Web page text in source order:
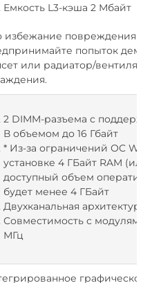
Емкость L3-кэша 2 Мбайт
избежание повреждения
попыток
или радиатор/
2 DIMM-разъема с
В объемом до 16 Гбайт
* Из-за ограничений ОС
установке 4 ГБайт RAM
доступный объем
будет менее 4 ГБайт
Двухканальная архитектура
Совместимость с модулями
МГц
графическое